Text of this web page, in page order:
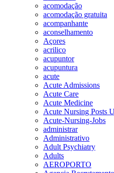
acomodação
acomodação gratuita
acompanhante
aconselhamento
Açores
acrilico
acupuntor
acupuntura
acute
Acute Admissions
Acute Care
Acute Medicine
Acute Nursing Posts
Acute-Nursing-Jobs
administrar
Administrativo
Adult Psychiatry
Adults
AEROPORTO